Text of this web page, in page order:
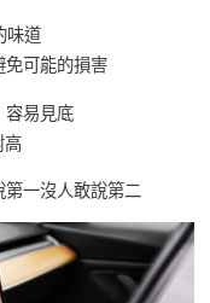
味道
免可能的損害
容易見底
高
一沒人敢說第二